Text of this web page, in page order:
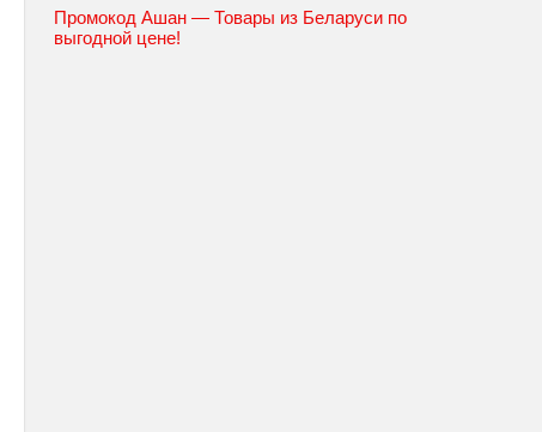
Промокод Ашан — Товары из Беларуси по
выгодной цене!